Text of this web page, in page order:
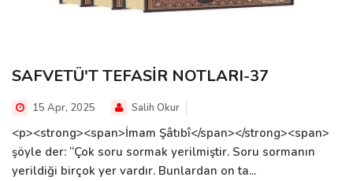
SAFVETÜ'T TEFASİR NOTLARI-37
15 Apr, 2025 Salih Okur
<p><strong><span>İmam Şâtıbî</span></strong><span>
şöyle der: “Çok soru sormak yerilmiştir. Soru sormanın
yerildiği birçok yer vardır. Bunlardan on ta...